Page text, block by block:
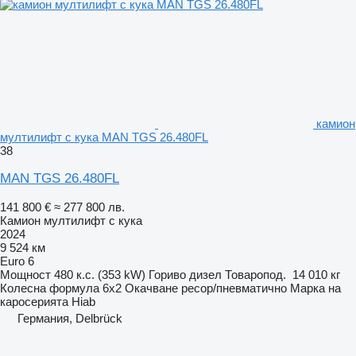
камион
мултилифт с кука MAN TGS 26.480FL
38
MAN TGS 26.480FL
141 800 € ≈ 277 800 лв.
Камион мултилифт с кука
2024
9 524 км
Euro 6
Мощност 480 к.с. (353 kW) Гориво дизел Товаропод. 14 010 кг
Колесна формула 6x2 Окачване ресор/пневматично Марка на
каросерията Hiab
Германия, Delbrück